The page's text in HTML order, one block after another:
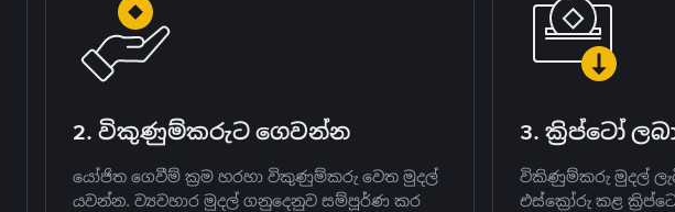
2. විකුණුම්කරුට ගෙවන්න
යෝජිත ගෙවීම් ක්‍රම හරහා විකුණුම්කරු වෙත මුදල්
යවන්න. ව්‍යවහාර මුදල් ගනුදෙනුව සම්පූර්ණ කර
3. ක්‍රිප්ටෝ
විකිණුම්කරු මුදල්
එස්ක්‍රෝරු කළ